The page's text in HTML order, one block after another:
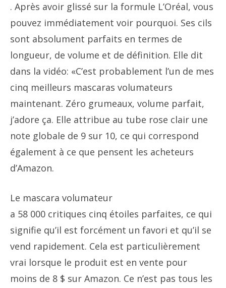
. Après avoir glissé sur la formule L’Oréal, vous
pouvez immédiatement voir pourquoi. Ses cils
sont absolument parfaits en termes de
longueur, de volume et de définition. Elle dit
dans la vidéo: «C’est probablement l’un de mes
cinq meilleurs mascaras volumateurs
maintenant. Zéro grumeaux, volume parfait,
j’adore ça. Elle attribue au tube rose clair une
note globale de 9 sur 10, ce qui correspond
également à ce que pensent les acheteurs
d’Amazon.
Le mascara volumateur
a 58 000 critiques cinq étoiles parfaites, ce qui
signifie qu’il est forcément un favori et qu’il se
vend rapidement. Cela est particulièrement
vrai lorsque le produit est en vente pour
moins de 8 $ sur Amazon. Ce n’est pas tous les